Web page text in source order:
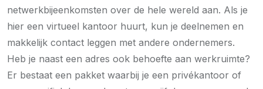
netwerkbijeenkomsten over de hele wereld aan. Als je
hier een virtueel kantoor huurt, kun je deelnemen en
makkelijk contact leggen met andere ondernemers.
Heb je naast een adres ook behoefte aan werkruimte?
Er bestaat een pakket waarbij je een privékantoor of